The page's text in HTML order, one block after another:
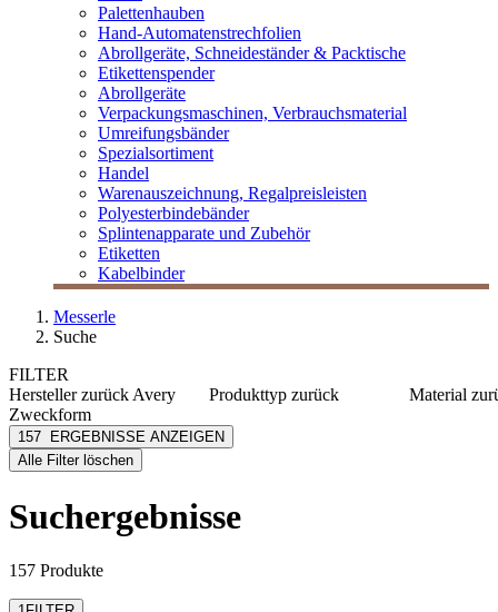
Palettenhauben
Hand-Automatenstrechfolien
Abrollgeräte, Schneideständer & Packtische
Etikettenspender
Abrollgeräte
Verpackungsmaschinen, Verbrauchsmaterial
Umreifungsbänder
Spezialsortiment
Handel
Warenauszeichnung, Regalpreisleisten
Polyesterbindebänder
Splintenapparate und Zubehör
Etiketten
Kabelbinder
Messerle
Suche
FILTER
Herstellerzurück Avery
Zweckform
Avery Zweckform
[e] one
3M
mehr anzeigen
Produkttyp zurück
Material
157
ERGEBNISSE ANZEIGEN
Alle Filter löschen
Suchergebnisse
157 Produkte